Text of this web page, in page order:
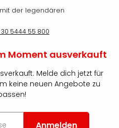
der legendären
5444 55 800
Moment ausverkauft
Melde dich jetzt für
keine neuen Angebote zu
Anmelden